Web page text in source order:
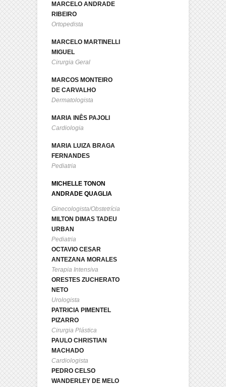
MARCELO ANDRADE
RIBEIRO
Ortopedista
MARCELO MARTINELLI
MIGUEL
Cirurgia Geral
MARCOS MONTEIRO
DE CARVALHO
Dermatologista
MARIA INÊS PAJOLI
Cardiologia
MARIA LUIZA BRAGA
FERNANDES
Pediatria
MICHELLE TONON
ANDRADE QUAGLIA
Ginecologista/Obstetrícia
MILTON DIMAS TADEU
URBAN
Pediatria
OCTAVIO CESAR
ANTEZANA MORALES
Terapia Intensiva
ORESTES ZUCHERATO
NETO
Urologista
PATRICIA PIMENTEL
PIZARRO
Cirurgia Plástica
PAULO CHRISTIAN
MACHADO
Cardiologista
PEDRO CELSO
WANDERLEY DE MELO